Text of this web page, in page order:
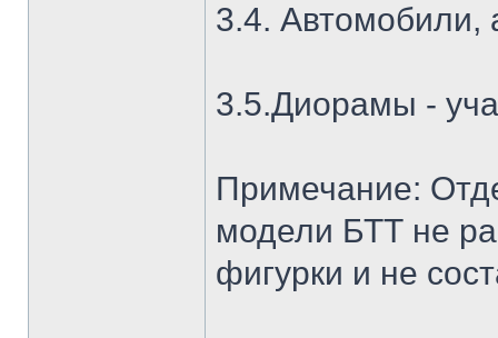
3.4. Автомобили,
3.5.Диорамы -
Примечание:
модели БТТ не
фигурки и не